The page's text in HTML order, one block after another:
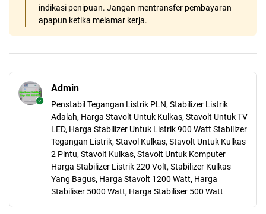
indikasi penipuan. Jangan mentransfer pembayaran
apapun ketika melamar kerja.
Admin
Penstabil Tegangan Listrik PLN, Stabilizer Listrik
Adalah, Harga Stavolt Untuk Kulkas, Stavolt Untuk TV
LED, Harga Stabilizer Untuk Listrik 900 Watt Stabilizer
Tegangan Listrik, Stavol Kulkas, Stavolt Untuk Kulkas
2 Pintu, Stavolt Kulkas, Stavolt Untuk Komputer
Harga Stabilizer Listrik 220 Volt, Stabilizer Kulkas
Yang Bagus, Harga Stavolt 1200 Watt, Harga
Stabiliser 5000 Watt, Harga Stabiliser 500 Watt